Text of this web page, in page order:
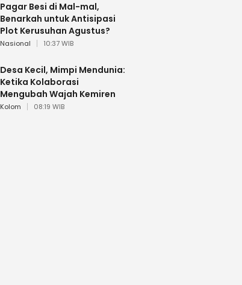
Pagar Besi di Mal-mal,
Benarkah untuk Antisipasi
Plot Kerusuhan Agustus?
Nasional 10:37 WIB
Desa Kecil, Mimpi Mendunia:
Ketika Kolaborasi
Mengubah Wajah Kemiren
Kolom 08:19 WIB